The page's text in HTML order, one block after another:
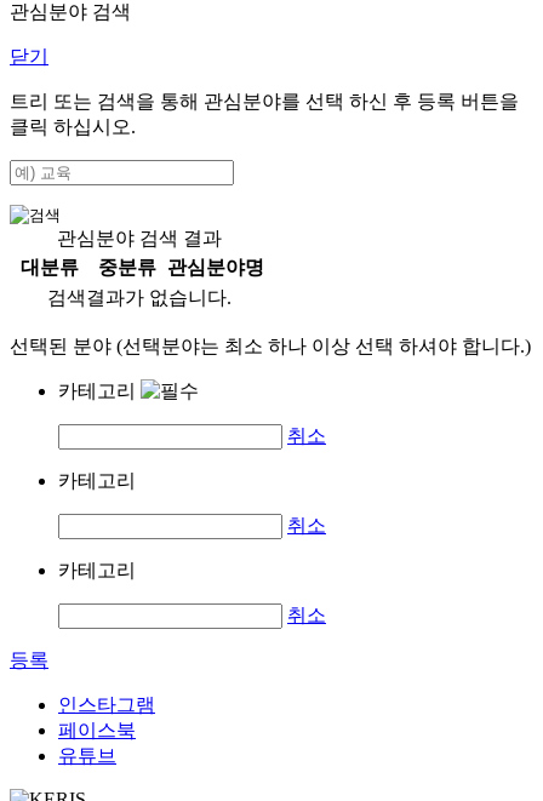
관심분야 검색
닫기
트리 또는 검색을 통해 관심분야를 선택 하신 후 등록 버튼을
클릭 하십시오.
관심분야 검색 결과
대분류
중분류
관심분야명
검색결과가 없습니다.
선택된 분야 (선택분야는 최소 하나 이상 선택 하셔야 합니다.)
카테고리
취소
카테고리
취소
카테고리
취소
등록
인스타그램
페이스북
유튜브